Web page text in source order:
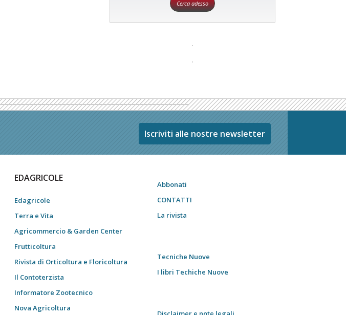
Cerca adesso
Iscriviti alle nostre newsletter
EDAGRICOLE
Edagricole
Terra e Vita
Agricommercio & Garden Center
Frutticoltura
Rivista di Orticoltura e Floricoltura
Il Contoterzista
Informatore Zootecnico
Nova Agricoltura
Abbonati
CONTATTI
La rivista
Tecniche Nuove
I libri Techiche Nuove